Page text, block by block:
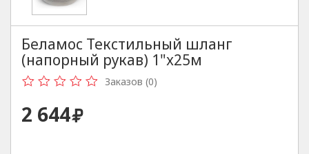
Беламос Текстильный шланг
(напорный рукав) 1"х25м
Заказов (0)
2 644